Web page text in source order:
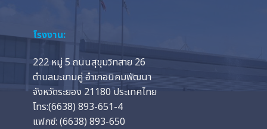
โรงงาน:
222 หมู่ 5 ถนนสุขุมวิทสาย 26
ตำบลมะขามคู่ อำเภอนิคมพัฒนา
จังหวัดระยอง 21180 ประเทศไทย
โทร:(6638) 893-651-4
แฟกซ์: (6638) 893-650